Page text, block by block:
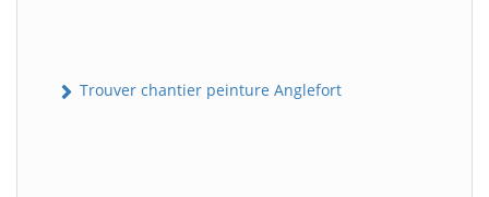
Trouver chantier peinture Anglefort